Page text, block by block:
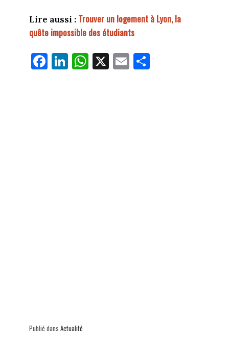
Lire aussi : Trouver un logement à Lyon, la
quête impossible des étudiants
Fa
ce
Li
nk
W
ha
X E
m
Pa
Publié dans Actualité